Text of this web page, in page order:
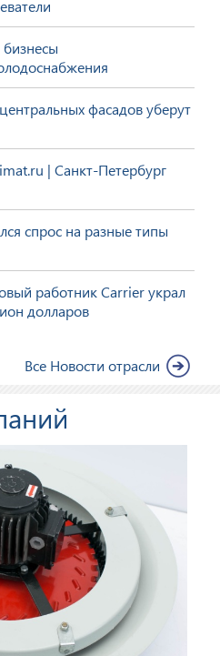
фасадов уберут
| Санкт-Петербург
спрос на разные типы
работник Carrier украл
долларов
Все Новости отрасли